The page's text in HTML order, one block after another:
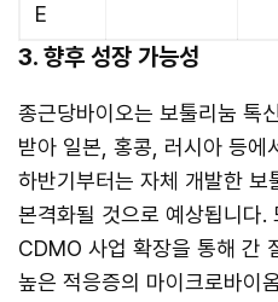
E
3. 향후 성장 가능성
종근당바이오는 보툴리눔 톡
받아 일본, 홍콩, 러시아 등에
하반기부터는 자체 개발한 보
본격화될 것으로 예상됩니다.
CDMO 사업 확장을 통해 간
높은 적응증의 마이크로바이